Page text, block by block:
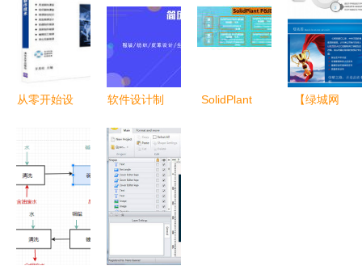
攀升拓展商
用终端市场
实践指南
的页面设计
从零开始设
课网带你掌
握项目制设
计思维
软件设计制
专业技能撰
写指南与范
SolidPlant
【绿城网